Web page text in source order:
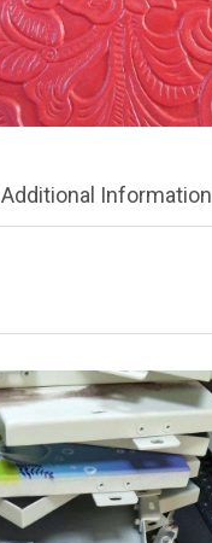
Additional Information